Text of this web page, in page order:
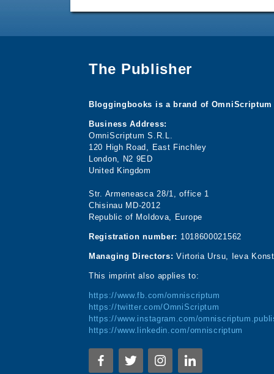
The Publisher
Bloggingbooks is a brand of OmniScriptum
Business Address:
OmniScriptum S.R.L.
120 High Road, East Finchley
London, N2 9ED
United Kingdom
Str. Armeneasca 28/1, office 1
Chisinau MD-2012
Republic of Moldova, Europe
Registration number: 1018600021562
Managing Directors: Virtoria Ursu, Ieva
This imprint also applies to:
https://www.fb.com/omniscriptum
https://twitter.com/OmniScriptum
https://www.instagram.com/
https://www.linkedin.com/omniscriptum